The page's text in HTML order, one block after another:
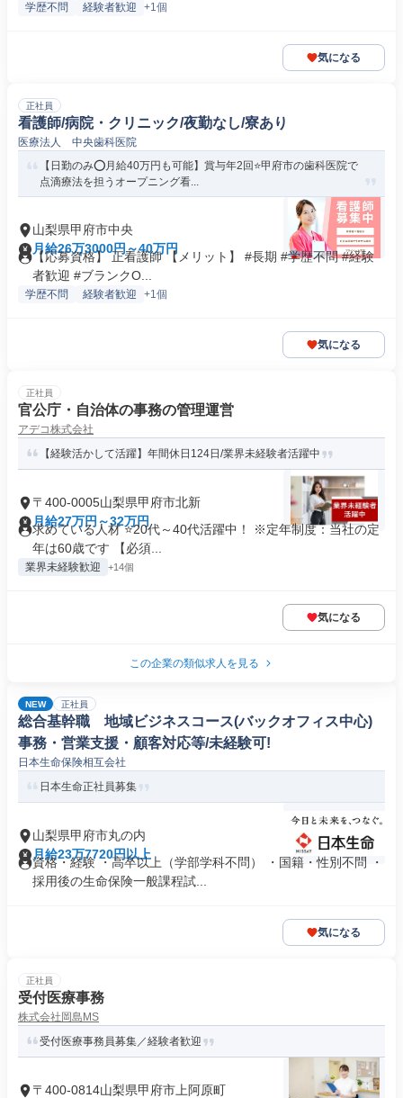
学歴不問 経験者歓迎 +1個
気になる
正社員
看護師/病院・クリニック/夜勤なし/寮あり
医療法人 中央歯科医院
【日勤のみ⭕月給40万円も可能】賞与年2回⭐甲府市の歯科医院で
点滴療法を担うオープニング看...
山梨県甲府市中央
月給26万3000円～40万円
【応募資格】 正看護師 【メリット】 #長期 #学歴不問 #経験
者歓迎 #ブランクO...
学歴不問 経験者歓迎 +1個
気になる
正社員
官公庁・自治体の事務の管理運営
アデコ株式会社
【経験活かして活躍】年間休日124日/業界未経験者活躍中
〒400-0005山梨県甲府市北新
月給27万円～32万円
求めている人材 ⭐20代～40代活躍中！ ※定年制度：当社の定
年は60歳です 【必須...
業界未経験歓迎 +14個
気になる
この企業の類似求人を見る
NEW 正社員
総合基幹職 地域ビジネスコース(バックオフィス中心)
事務・営業支援・顧客対応等/未経験可!
日本生命保険相互会社
日本生命正社員募集
山梨県甲府市丸の内
月給23万7720円以上
資格・経験 ・高卒以上（学部学科不問） ・国籍・性別不問 ・
採用後の生命保険一般課程試...
気になる
正社員
受付医療事務
株式会社岡島MS
受付医療事務員募集／経験者歓迎
〒400-0814山梨県甲府市上阿原町